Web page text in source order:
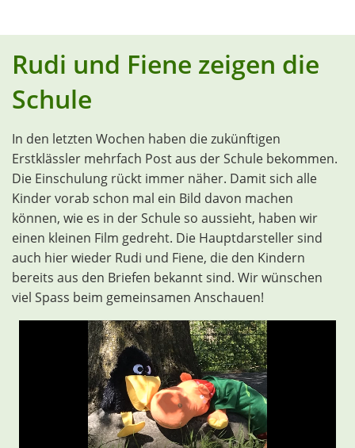
Rudi und Fiene zeigen die
Schule
In den letzten Wochen haben die zukünftigen
Erstklässler mehrfach Post aus der Schule bekommen.
Die Einschulung rückt immer näher. Damit sich alle
Kinder vorab schon mal ein Bild davon machen
können, wie es in der Schule so aussieht, haben wir
einen kleinen Film gedreht. Die Hauptdarsteller sind
auch hier wieder Rudi und Fiene, die den Kindern
bereits aus den Briefen bekannt sind. Wir wünschen
viel Spass beim gemeinsamen Anschauen!